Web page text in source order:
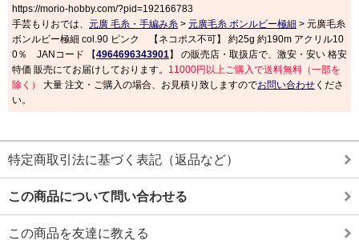
https://morio-hobby.com/?pid=192166783
手芸もりおでは、 元廣 毛糸・手編み糸 > 元廣毛糸 ボンルビー極細 > 元廣毛糸
ボンルビー極細 col.90 ピンク 【ネコポス不可】 約25g 約190m アクリル10
0％ JANコード 【4964696343901】 の販売店・取扱店で、激安・安い 格安
特価 販売にてお届けしております。 11000円以上ご購入で送料無料（一部を
除く）
大量 注文・ご購入の場合、お見積り致しますのでお問い合わせ くださ
い。
特定商取引法に基づく表記（返品など）
この商品について問い合わせる
この商品を友達に教える